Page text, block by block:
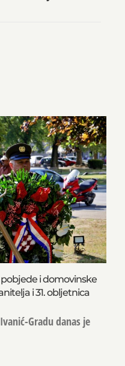
i domovinske
i 31. obljetnica
Gradu danas je